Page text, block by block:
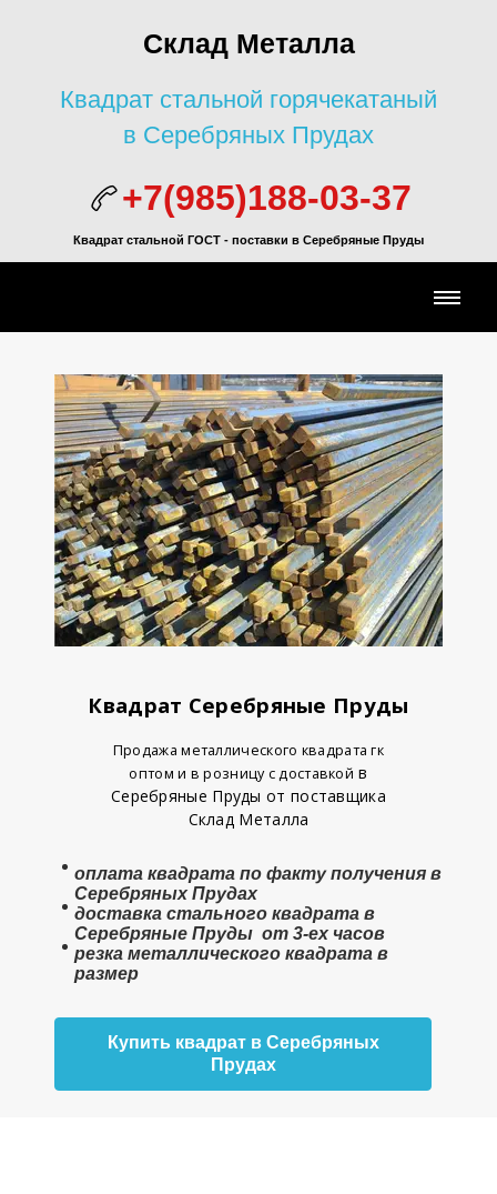
Склад Металла
Квадрат стальной горячекатаный
в Серебряных Прудах
+7(985)188-03-37
Квадрат стальной ГОСТ - поставки в Серебряные Пруды
Квадрат Серебряные Пруды
Продажа металлического квадрата гк
оптом и в розницу с доставкой в
Серебряные Пруды от поставщика
Склад Металла
оплата квадрата по факту получения в
Серебряных Прудах
доставка стального квадрата в
Серебряные Пруды от 3-ех часов
резка металлического квадрата в
размер
Купить квадрат в Серебряных
Прудах